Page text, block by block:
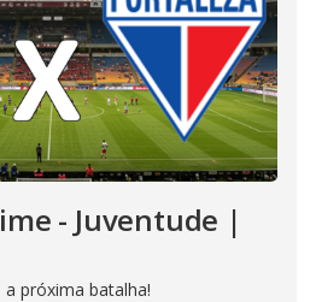
- Juventude |
a próxima batalha!